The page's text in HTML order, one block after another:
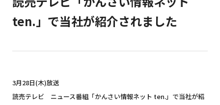
ten.」で当社が紹介されました
3月28日(木)放送
読売テレビ ニュース番組「かんさい情報ネット ten.」で当社が紹